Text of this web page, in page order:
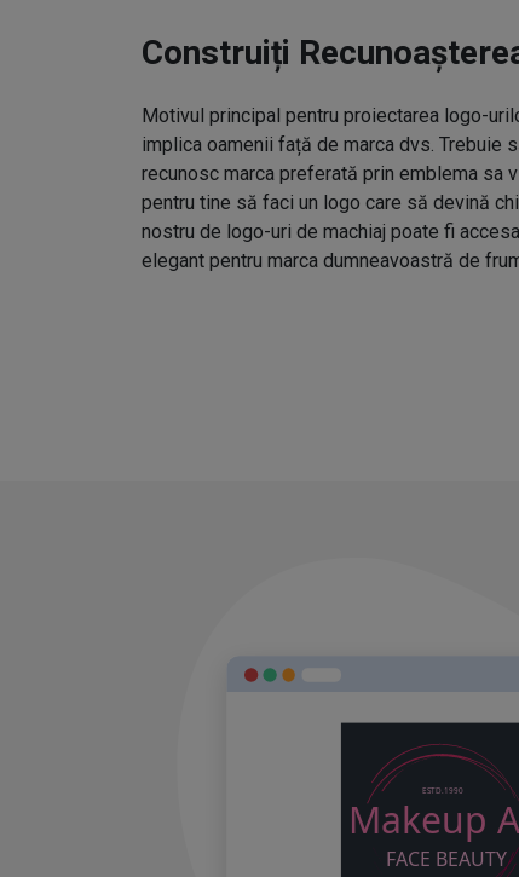
Construiți
Motivul principal pentru proiectarea logo-
implica oamenii față de marca dvs. Trebuie
recunosc marca preferată prin emblema sa
pentru tine să faci un logo care să devină
nostru de logo-uri de machiaj poate fi
elegant pentru marca dumneavoastră de